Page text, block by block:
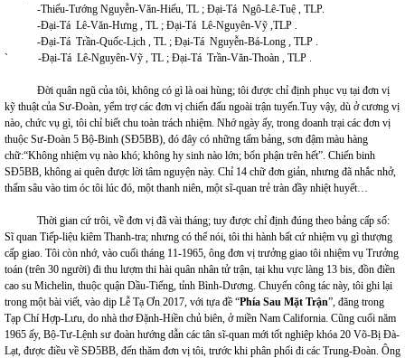
-Thiếu-Tướng Nguyễn-Văn-Hiếu, TL ; Đại-Tá Ngô-Lê-Tuệ , TLP.
-Đại-Tá Lê-Văn-Hưng , TL ; Đại-Tá Lê-Nguyên-Vỹ ,TLP .
-Đại-Tá Trần-Quốc-Lịch , TL ; Đại-Tá Nguyễn-Bá-Long , TLP .
` -Đại-Tá Lê-Nguyên-Vỹ , TL ; Đại-Tá Trần-Văn-Thoàn , TLP .
Đời quân ngũ của tôi, không có gì là oai hùng; tôi được chỉ định phục vụ tại đơn vị
kỹ thuật của Sư-Đoàn, yểm trợ các đơn vị chiến đấu ngoài trận tuyến.Tuy vậy, dù ở cương vị
nào, chức vụ gì, tôi chỉ biết chu toàn trách nhiệm. Nhớ ngày ấy, trong doanh trại các đơn vị
thuộc Sư-Đoàn 5 Bộ-Binh (SĐ5BB), đó đây có những tấm bảng, sơn đậm màu hàng
chữ:“Không nhiệm vụ nào khó; không hy sinh nào lớn; bổn phận trên hết”. Chiến binh
SĐ5BB, không ai quên được lời tâm nguyện này. Chỉ 14 chữ đơn giản, nhưng đã nhắc nhở,
thấm sâu vào tim óc tôi lúc đó, một thanh niên, một sĩ-quan trẻ tràn đầy nhiệt huyết…
Thời gian cứ trôi, về đơn vị đã vài tháng; tuy được chỉ định đúng theo bảng cấp số:
Sĩ quan Tiếp-liệu kiêm Thanh-tra; nhưng có thể nói, tôi thi hành bất cứ nhiệm vụ gì thượng
cấp giao. Tôi còn nhớ, vào cuối tháng 11-1965, ông đơn vị trưởng giao tôi nhiệm vụ Trưởng
toán (trên 30 người) đi thu lượm thi hài quân nhân tử trận, tại khu vực làng 13 bis, đồn điền
cao su Michelin, thuộc quận Dầu-Tiếng, tỉnh Bình-Dương. Chuyến công tác này, tôi ghi lại
trong một bài viết, vào dịp Lễ Tạ Ơn 2017, với tựa đề “Phía Sau Mặt Trận”, đăng trong
Tạp Chí Hợp-Lưu, do nhà thơ Đặnh-Hiền chủ biên, ở miền Nam California. Cũng cuối năm
1965 ấy, Bộ-Tư-Lệnh sư đoàn hướng dẫn các tân sĩ-quan mới tốt nghiệp khóa 20 Võ-Bị Đà-
Lạt, được điều về SĐ5BB, đến thăm đơn vị tôi, trước khi phân phối đi các Trung-Đoàn. Ông